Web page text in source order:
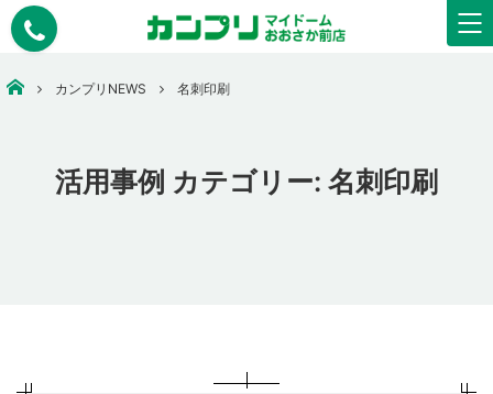
大阪市中央区で安いコピー・印刷なら【カンプリマイドームおおさか】
カンプリNEWS 名刺印刷
活用事例 カテゴリー: 名刺印刷